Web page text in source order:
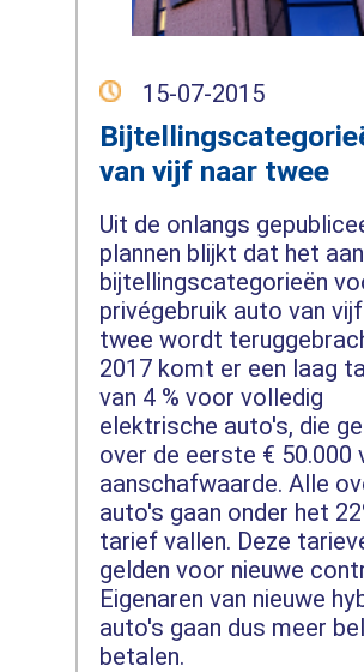
15-07-2015
van vijf naar twee
Uit de onlangs
plannen blijkt dat het
bijtellingscategorieën
privégebruik auto van
twee wordt
2017 komt er een laag
van 4 % voor volledig
elektrische auto's, die
over de eerste € 50.000
aanschafwaarde. Alle
auto's gaan onder het
tarief vallen. Deze
gelden voor nieuwe
Eigenaren van nieuwe
auto's gaan dus meer
betalen.